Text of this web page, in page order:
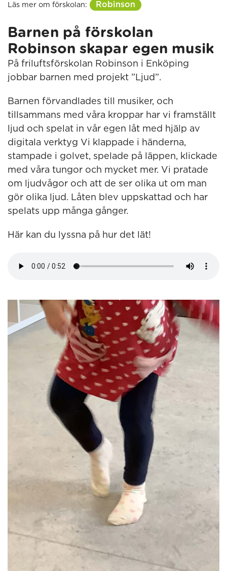
Läs mer om förskolan: Robinson
Barnen på förskolan
Robinson skapar egen musik
På friluftsförskolan Robinson i Enköping
jobbar barnen med projekt ”Ljud”.
Barnen förvandlades till musiker, och
tillsammans med våra kroppar har vi framställt
ljud och spelat in vår egen låt med hjälp av
digitala verktyg Vi klappade i händerna,
stampade i golvet, spelade på läppen, klickade
med våra tungor och mycket mer. Vi pratade
om ljudvågor och att de ser olika ut om man
gör olika ljud. Låten blev uppskattad och har
spelats upp många gånger.
Här kan du lyssna på hur det lät!